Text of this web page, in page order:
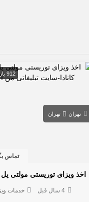
912 بازدید
تهران تهران
تماس
4 سال قبل خدمات